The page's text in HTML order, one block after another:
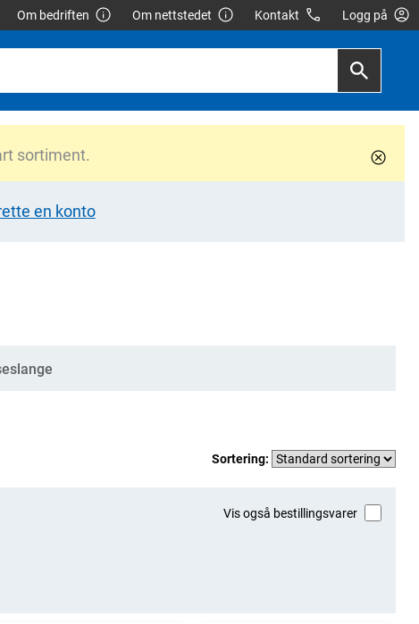
Om bedriften Om nettstedet Kontakt Logg på
sortiment.
en konto
Sortering:
Vis også bestillingsvarer